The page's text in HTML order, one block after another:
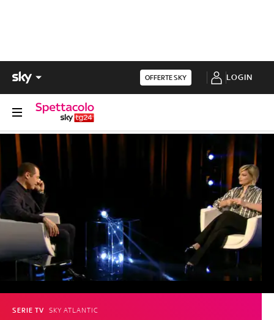
OFFERTE SKY LOGIN
SERIE TV SKY ATLANTIC